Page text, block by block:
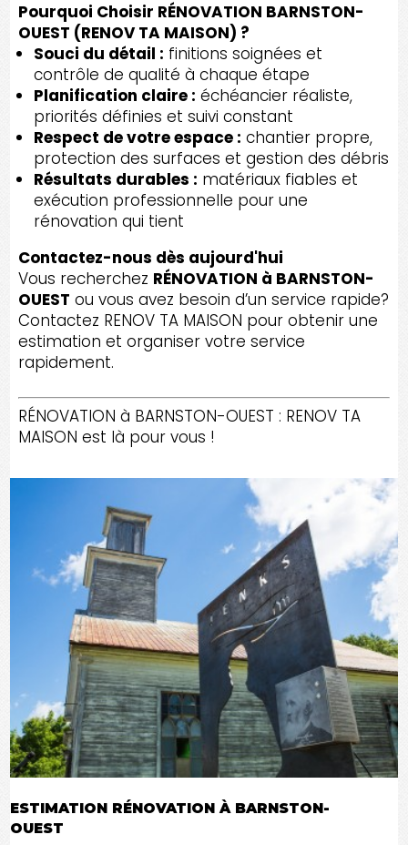
Pourquoi Choisir RÉNOVATION BARNSTON-
OUEST (RENOV TA MAISON) ?
Souci du détail : finitions soignées et
contrôle de qualité à chaque étape
Planification claire : échéancier réaliste,
priorités définies et suivi constant
Respect de votre espace : chantier propre,
protection des surfaces et gestion des débris
Résultats durables : matériaux fiables et
exécution professionnelle pour une
rénovation qui tient
Contactez-nous dès aujourd'hui
Vous recherchez RÉNOVATION à BARNSTON-
OUEST ou vous avez besoin d’un service rapide?
Contactez RENOV TA MAISON pour obtenir une
estimation et organiser votre service
rapidement.
RÉNOVATION à BARNSTON-OUEST : RENOV TA
MAISON est là pour vous !
ESTIMATION RÉNOVATION À BARNSTON-
OUEST